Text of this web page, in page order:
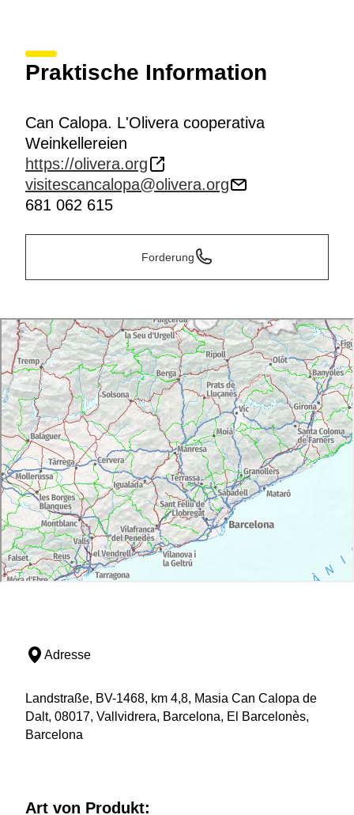
Praktische Information
Can Calopa. L'Olivera cooperativa
Weinkellereien
https://olivera.org
visitescancalopa@olivera.org
681 062 615
Forderung
Adresse
Landstraße, BV-1468, km 4,8, Masia Can Calopa de
Dalt, 08017, Vallvidrera, Barcelona, El Barcelonès,
Barcelona
Art von Produkt: